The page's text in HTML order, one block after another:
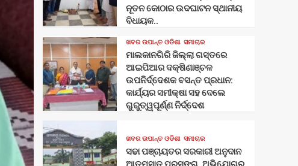
ନୂତନ କୋଠାର ଉଦଘାଟନ ସ୍ଥାନୀୟ
ବିଧାୟକ..
ଖବର ଉପାନ୍ତ ଓଡିଶା ସମାଚାର
ମାଲକାନଗିରି ଜିଲ୍ଲା ଗସ୍ତରେ
ଆଇପିଆର ଦକ୍ଷିଣାଞ୍ଚଳ
ଉପନିର୍ଦ୍ଦେଶକ ବସନ୍ତ ପ୍ରଧାନ:
କାର୍ଯ୍ୟର ସମୀକ୍ଷା ସହ ଦେଲେ
ଗୁରୁତ୍ୱପୂର୍ଣ୍ଣ ନିର୍ଦ୍ଦେଶ
ଖବର ଉପାନ୍ତ ଓଡିଶା ସମାଚାର
ସଢା ପଞ୍ଚାୟତର ସରକାରୀ ଅନୁଦାନ